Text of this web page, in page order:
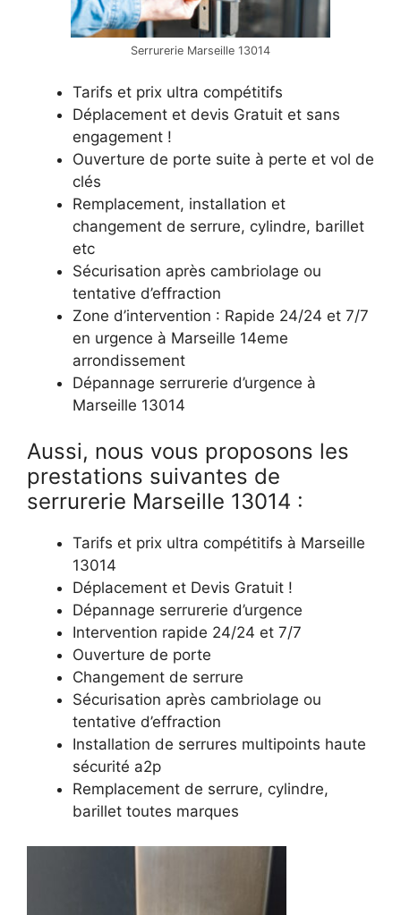
Serrurerie Marseille 13014
Tarifs et prix ultra compétitifs
Déplacement et devis Gratuit et sans
engagement !
Ouverture de porte suite à perte et vol de
clés
Remplacement, installation et
changement de serrure, cylindre, barillet
etc
Sécurisation après cambriolage ou
tentative d’effraction
Zone d’intervention : Rapide 24/24 et 7/7
en urgence à Marseille 14eme
arrondissement
Dépannage serrurerie d’urgence à
Marseille 13014
Aussi, nous vous proposons les
prestations suivantes de
serrurerie Marseille 13014 :
Tarifs et prix ultra compétitifs à Marseille
13014
Déplacement et Devis Gratuit !
Dépannage serrurerie d’urgence
Intervention rapide 24/24 et 7/7
Ouverture de porte
Changement de serrure
Sécurisation après cambriolage ou
tentative d’effraction
Installation de serrures multipoints haute
sécurité a2p
Remplacement de serrure, cylindre,
barillet toutes marques